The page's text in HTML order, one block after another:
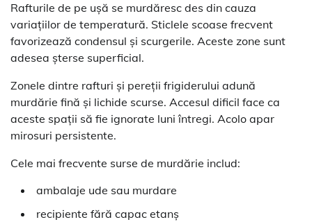
Rafturile de pe ușă se murdăresc des din cauza
variațiilor de temperatură. Sticlele scoase frecvent
favorizează condensul și scurgerile. Aceste zone sunt
adesea șterse superficial.
Zonele dintre rafturi și pereții frigiderului adună
murdărie fină și lichide scurse. Accesul dificil face ca
aceste spații să fie ignorate luni întregi. Acolo apar
mirosuri persistente.
Cele mai frecvente surse de murdărie includ:
ambalaje ude sau murdare
recipiente fără capac etanș